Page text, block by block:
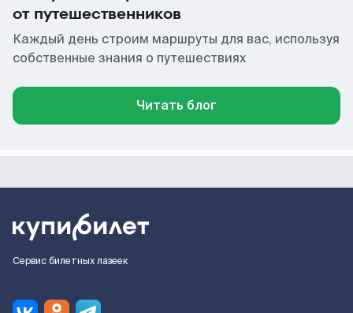
от путешественников
Каждый день строим маршруты для вас, используя
собственные знания о путешествиях
Читать блог
Сервис билетных лазеек